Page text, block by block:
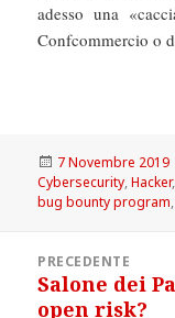
adesso una
Confcommercio o
Scritto
il
7 Novembre 2019
Cybersecurity,Hacker
bug bounty program
articoliPRECEDENTE
Articolo
precedente:
Salone dei
open risk?